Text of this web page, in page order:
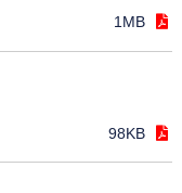
1MB
98KB